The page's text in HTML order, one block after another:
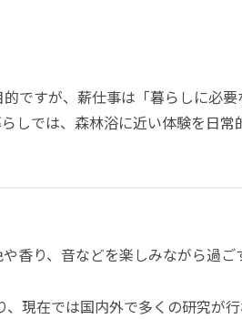
ですが、薪仕事は「暮らしに必
しでは、森林浴に近い体験を日
香り、音などを楽しみながら過ご
現在では国内外で多くの研究が行